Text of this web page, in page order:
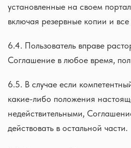
установленные на своем
включая резервные копии и
6.4. Пользователь вправе
Соглашение в любое время,
6.5. В случае если
какие-либо положения
недействительными,
действовать в остальной части.